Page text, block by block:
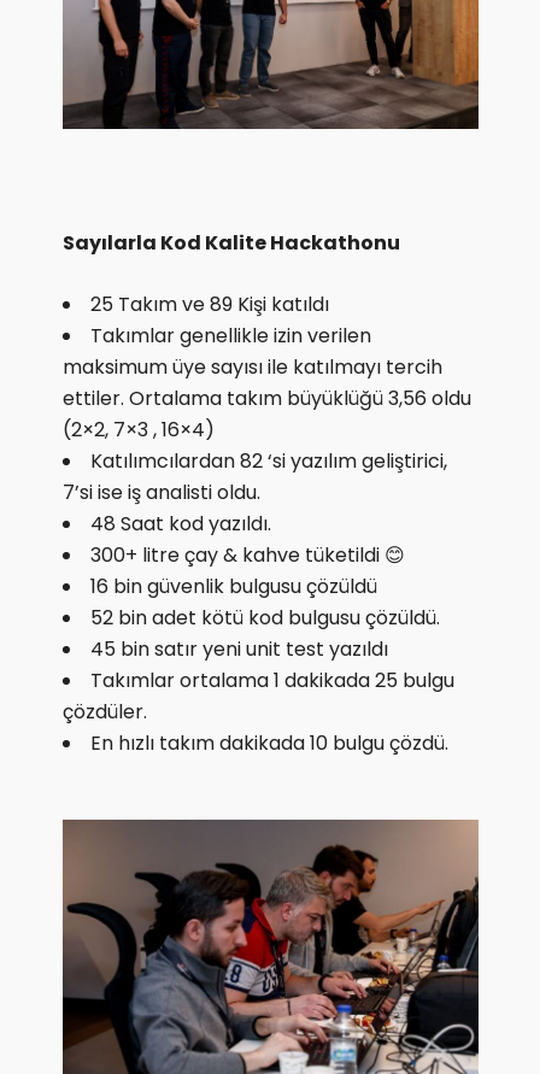
Sayılarla Kod Kalite Hackathonu
25 Takım ve 89 Kişi katıldı
Takımlar genellikle izin verilen
maksimum üye sayısı ile katılmayı tercih
ettiler. Ortalama takım büyüklüğü 3,56 oldu
(2×2, 7×3 , 16×4)
Katılımcılardan 82 ‘si yazılım geliştirici,
7’si ise iş analisti oldu.
48 Saat kod yazıldı.
300+ litre çay & kahve tüketildi 😊
16 bin güvenlik bulgusu çözüldü
52 bin adet kötü kod bulgusu çözüldü.
45 bin satır yeni unit test yazıldı
Takımlar ortalama 1 dakikada 25 bulgu
çözdüler.
En hızlı takım dakikada 10 bulgu çözdü.